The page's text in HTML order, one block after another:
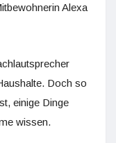
Alexa
Doch so
einige Dinge
wissen.